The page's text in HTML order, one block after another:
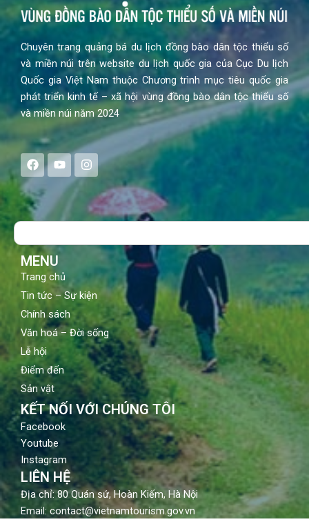
Chuyên trang quảng bá du lịch đồng bào dân tộc thiểu số
và miền núi trên website du lịch quốc gia của Cục Du lịch
Quốc gia Việt Nam thuộc Chương trình mục tiêu quốc gia
phát triển kinh tế – xã hội vùng đồng bào dân tộc thiểu số
và miền núi năm 2024
F
a
c
e
b
o
Y
o
u
t
u
b
I
n
s
a
g
Search
MENU
Trang chủ
Tin tức – Sự kiện
Chính sách
Văn hoá – Đời sống
Lễ hội
Điểm đến
Sản vật
KẾT NỐI VỚI CHÚNG TÔI
Facebook
Youtube
Instagram
LIÊN HỆ
Địa chỉ: 80 Quán sứ, Hoàn Kiếm, Hà Nội
Email: contact@vietnamtourism.gov.vn